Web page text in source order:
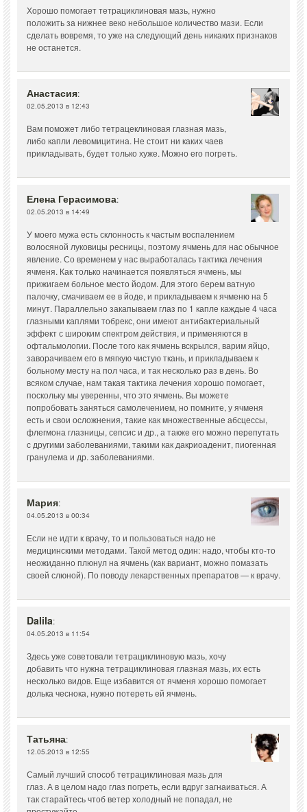
Хорошо помогает тетрациклиновая мазь, нужно
положить за нижнее веко небольшое количество мази. Если
сделать вовремя, то уже на следующий день никаких признаков
не останется.
Анастасия:
02.05.2013 в 12:43
Вам поможет либо тетрацеклиновая глазная мазь,
либо капли левомицитина. Не стоит ни каких чаев
прикладывать, будет только хуже. Можно его погреть.
Елена Герасимова:
02.05.2013 в 14:49
У моего мужа есть склонность к частым воспалением
волосяной луковицы ресницы, поэтому ячмень для нас обычное
явление. Со временем у нас выработалась тактика лечения
ячменя. Как только начинается появляться ячмень, мы
прижигаем больное место йодом. Для этого берем ватную
палочку, смачиваем ее в йоде, и прикладываем к ячменю на 5
минут. Параллельно закапываем глаз по 1 капле каждые 4 часа
глазными каплями тобрекс, они имеют антибактериальный
эффект с широким спектром действия, и применяются в
офтальмологии. После того как ячмень вскрылся, варим яйцо,
заворачиваем его в мягкую чистую ткань, и прикладываем к
больному месту на пол часа, и так несколько раз в день. Во
всяком случае, нам такая тактика лечения хорошо помогает,
поскольку мы уверенны, что это ячмень. Вы можете
попробовать заняться самолечением, но помните, у ячменя
есть и свои осложнения, такие как множественные абсцессы,
флегмона глазницы, сепсис и др., а также его можно перепутать
с другими заболеваниями, такими как дакриоаденит, пиогенная
гранулема и др. заболеваниями.
Мария:
04.05.2013 в 00:34
Если не идти к врачу, то и пользоваться надо не
медицинскими методами. Такой метод один: надо, чтобы кто-то
неожиданно плюнул на ячмень (как вариант, можно помазать
своей слюной). По поводу лекарственных препаратов — к врачу.
Dalila:
04.05.2013 в 11:54
Здесь уже советовали тетрациклиновую мазь, хочу
добавить что нужна тетрациклиновая глазная мазь, их есть
несколько видов. Еще избавится от ячменя хорошо помогает
долька чеснока, нужно потереть ей ячмень.
Татьяна:
12.05.2013 в 12:55
Самый лучший способ тетрациклиновая мазь для
глаз. А в целом надо глаз погреть, если вдруг загнаиваться. А
так старайтесь чтоб ветер холодный не попадал, не